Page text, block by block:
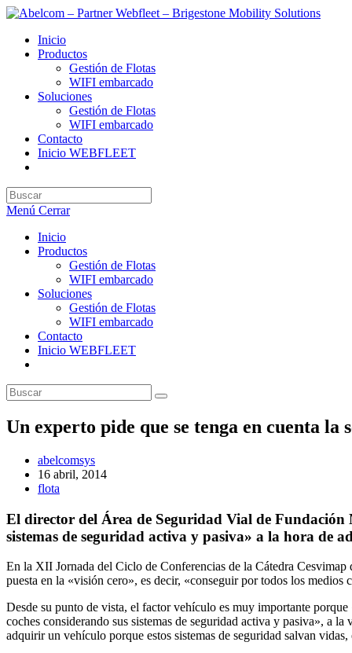
Saltar
contenido
Inicio
Productos
Gestión de Flotas
WIFI embarcado
Soluciones
Gestión de Flotas
WIFI embarcado
Contacto
Inicio WEBFLEET
Buscar
en
web
Menú Cerrar
Inicio
Productos
Gestión de Flotas
WIFI embarcado
Soluciones
Gestión de Flotas
WIFI embarcado
Contacto
Inicio WEBFLEET
Un experto pide que se tenga en cuenta
Autor
de
la
abelcomsys
Publicación
de
entrada:
16 abril, 2014
Categoría
la
entrada:
flota
El director del Área de Seguridad Vial de
sistemas de seguridad activa y pasiva» a la hora de
En la XII Jornada del Ciclo de Conferencias de la Cátedra
puesta en la «visión cero», es decir, «conseguir por todos los
Desde su punto de vista, el factor vehículo es muy importante
coches considerando sus sistemas de seguridad activa y pasiva», a
adquirir un vehículo porque estos sistemas de seguridad salvan vidas,